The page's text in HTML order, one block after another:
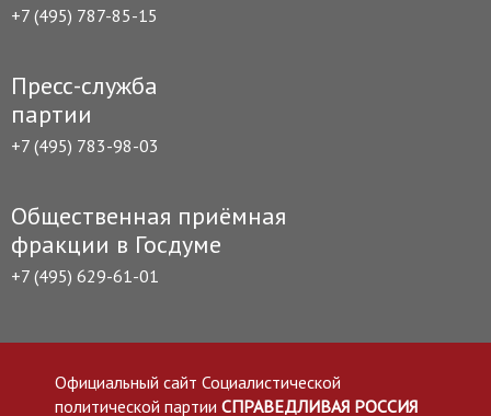
+7 (495) 787-85-15
Пресс-служба
партии
+7 (495) 783-98-03
Общественная приёмная
фракции в Госдуме
+7 (495) 629-61-01
Официальный сайт Социалистической
политической партии СПРАВЕДЛИВАЯ РОССИЯ